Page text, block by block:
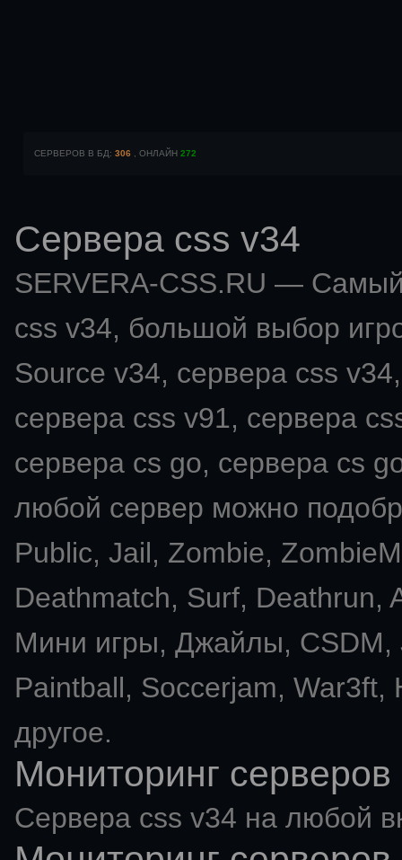
СЕРВЕРОВ В БД: 306 , ОНЛАЙН 272
Сервера css v34
SERVERA-CSS.RU —
css v34, большой выбор
Source v34, сервера css
сервера css v91, сервера
сервера cs go, сервера cs
любой сервер можно
Public, Jail, Zombie,
Deathmatch, Surf, Deathrun,
Мини игры, Джайлы, CSDM,
Paintball, Soccerjam, War3ft,
другое.
Мониторинг
Сервера css v34 на любой